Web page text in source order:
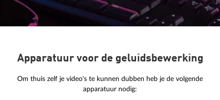
Apparatuur voor de geluidsbewerking
Om thuis zelf je video's te kunnen dubben heb je de volgende
apparatuur nodig: